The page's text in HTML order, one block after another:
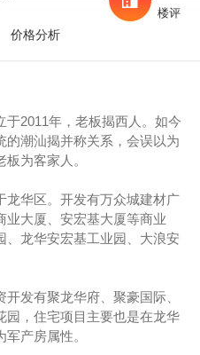
楼评
价格分析
2011年，老板揭西人。如今
的潮汕揭并称关系，会误以为
为客家人。
龙华区。开发有万众城建材广
业大厦、安宏基大厦等商业
、龙华安宏基工业园、大浪安
发有聚龙华府、聚豪国际、
园，住宅项目主要也是在龙华
产房属性。